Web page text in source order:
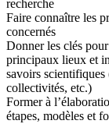
recherche
Faire connaître les
concernés
Donner les clés
principaux lieux et
savoirs scientifiques
collectivités, etc.)
Former à
étapes, modèles et